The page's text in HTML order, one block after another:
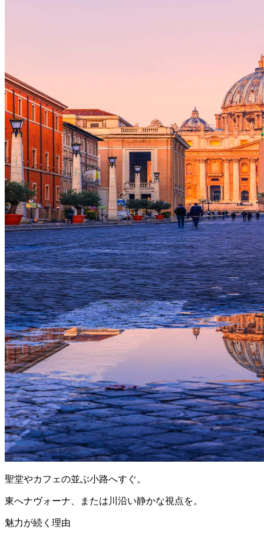
聖堂やカフェの並ぶ小路へすぐ。
東へナヴォーナ、または川沿い静かな視点を。
魅力が続く理由